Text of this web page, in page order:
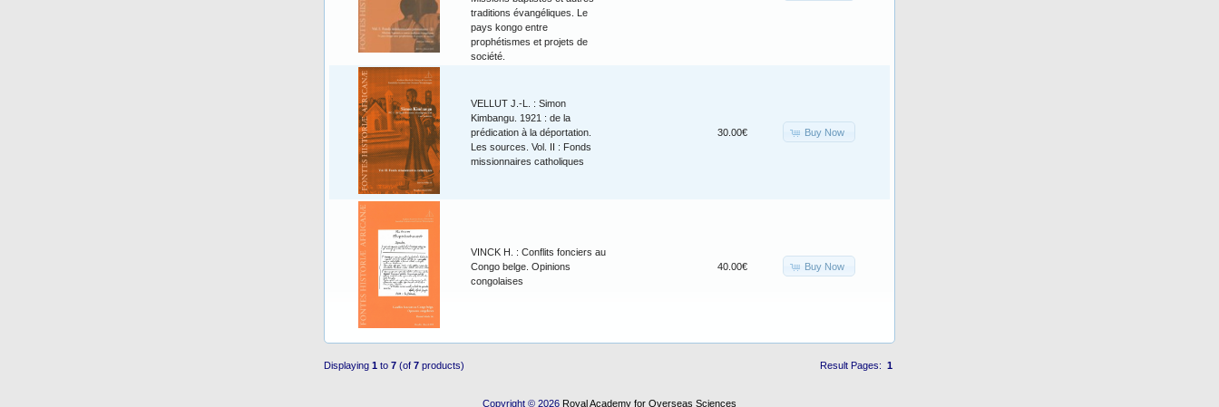
traditions évangéliques. Le
pays kongo entre
prophétismes et projets de
société.
VELLUT J.-L. : Simon
Kimbangu. 1921 : de la
prédication à la déportation.
Les sources. Vol. II : Fonds
missionnaires catholiques
30.00€ Buy Now
VINCK H. : Conflits fonciers au
Congo belge. Opinions
congolaises
40.00€ Buy Now
Result Pages: 1
Displaying 1 to 7 (of 7 products)
Copyright © 2026 Royal Academy for Overseas Sciences